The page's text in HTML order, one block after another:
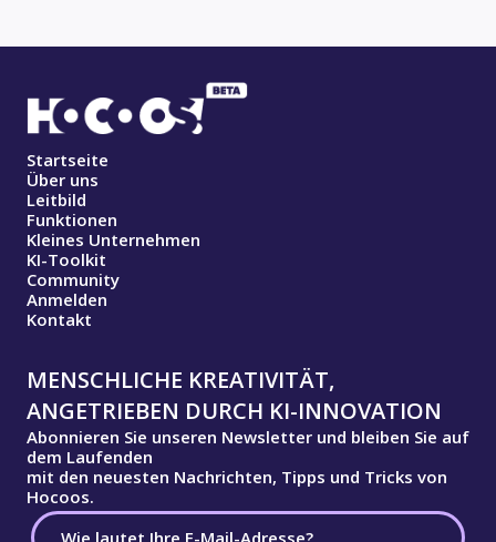
Startseite
Über uns
Leitbild
Funktionen
Kleines Unternehmen
KI-Toolkit
Community
Anmelden
Kontakt
MENSCHLICHE KREATIVITÄT,
ANGETRIEBEN DURCH KI-INNOVATION
Abonnieren Sie unseren Newsletter und bleiben Sie auf
dem Laufenden
mit den neuesten Nachrichten, Tipps und Tricks von
Hocoos.